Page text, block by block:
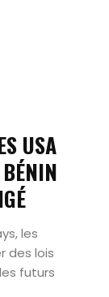
USA
les
des lois
futurs